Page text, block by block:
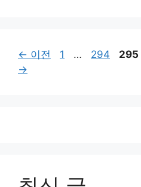
← 이전
페
1 …
페
294
페
295
→